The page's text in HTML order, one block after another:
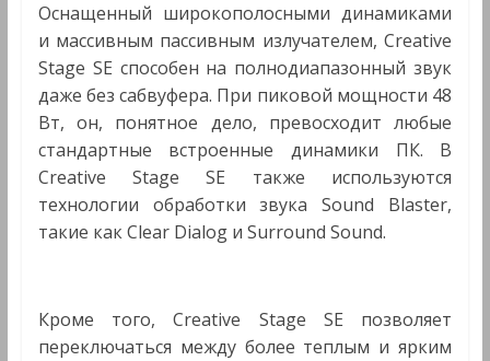
Оснащенный широкополосными динамиками
и массивным пассивным излучателем, Creative
Stage SE способен на полнодиапазонный звук
даже без сабвуфера. При пиковой мощности 48
Вт, он, понятное дело, превосходит любые
стандартные встроенные динамики ПК. В
Creative Stage SE также используются
технологии обработки звука Sound Blaster,
такие как Clear Dialog и Surround Sound.
Кроме того, Creative Stage SE позволяет
переключаться между более теплым и ярким